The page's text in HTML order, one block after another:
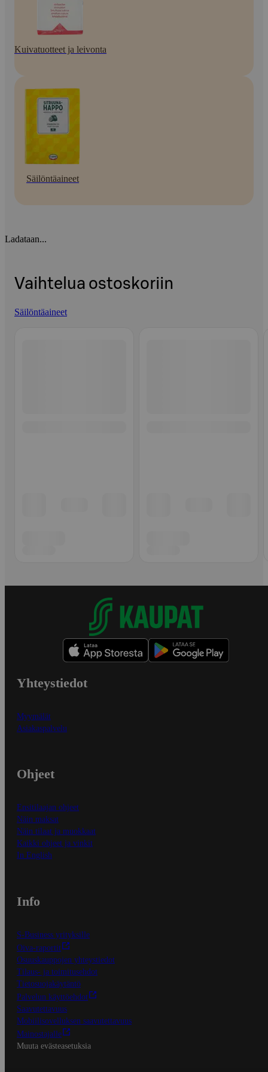
Kuivatuotteet ja leivonta
Säilöntäaineet
Ladataan...
Vaihtelua ostoskoriin
Säilöntäaineet
Yhteystiedot
Myymälät
Asiakaspalvelu
Ohjeet
Ensitilaajan ohjeet
Näin maksat
Näin tilaat ja muokkaat
Kaikki ohjeet ja vinkit
In English
Info
S-Business yrityksille
Oiva-raportit
Osuuskauppojen yhteystiedot
Tilaus- ja toimitusehdot
Tietosuojakäytäntö
Palvelun käyttöehdot
Saavutettavuus
Mobiilisovelluksen saavutettavuus
Mainostajalle
Muuta evästeasetuksia